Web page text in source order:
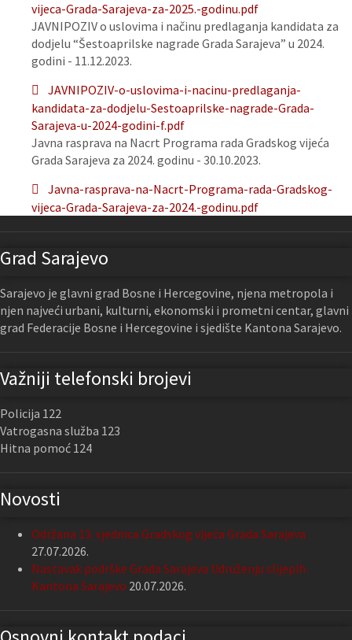
vijeca-Grada-Sarajeva-za-2025.-godinu.pdf
JAVNIPOZIV o uslovima i načinu predlaganja kandidata za
dodjelu “Šestoaprilske nagrade Grada Sarajeva” u 2024.
godini - 11.12.2023.
JAVNIPOZIV-o-uslovima-i-nacinu-predlaganja-
kandidata-za-dodjelu-Sestoaprilske-nagrade-Grada-
Sarajeva-u-2024-godini-f.pdf
Javna rasprava na Nacrt Programa rada Gradskog vijeća
Grada Sarajeva za 2024. godinu - 30.10.2023.
Javna-rasprava-na-Nacrt-Programa-rada-Gradskog-
vijeca-Grada-Sarajeva-za-2024.-godinu.pdf
Grad Sarajevo
Sarajevo je glavni grad Bosne i Hercegovine, njena metropola i
njen najveći urbani, kulturni, ekonomski i prometni centar, glavni
grad Federacije Bosne i Hercegovine i sjedište Kantona Sarajevo.
Važniji telefonski brojevi
Policija 122
Vatrogasna služba 123
Hitna pomoć 124
Novosti
Održana 13. sjednica Gradskog vijeća Grada Sarajeva
27.07.2026.
Nastavak podrške Grada Sarajeva Udruženju slijepih
Kantona Sarajevo 20.07.2026.